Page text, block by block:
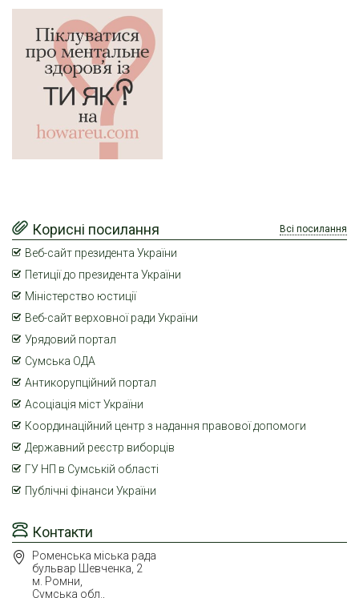
Контакти
Роменська міська рада
бульвар Шевченка, 2
м. Ромни,
Сумська обл.,
Корисні посилання Всі посилання
Веб-сайт президента України
Петиції до президента України
Міністерство юстиції
Веб-сайт верховної ради України
Урядовий портал
Сумська ОДА
Антикорупційний портал
Асоціація міст України
Координаційний центр з надання правової допомоги
Державний реєстр виборців
ГУ НП в Сумській області
Публічні фінанси України